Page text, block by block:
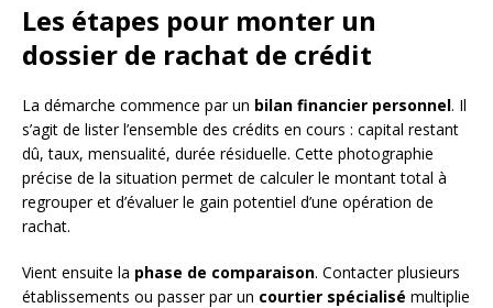
Les étapes pour monter un
dossier de rachat de crédit
La démarche commence par un bilan financier personnel. Il
s’agit de lister l’ensemble des crédits en cours : capital restant
dû, taux, mensualité, durée résiduelle. Cette photographie
précise de la situation permet de calculer le montant total à
regrouper et d’évaluer le gain potentiel d’une opération de
rachat.
Vient ensuite la phase de comparaison. Contacter plusieurs
établissements ou passer par un courtier spécialisé multiplie